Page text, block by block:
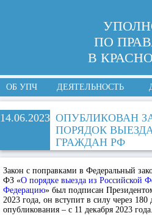
ПО
В
ОБ УПЧ ДЕЯТЕЛЬНОСТЬ
14.06.2023 ОПУБЛИКОВАН
ПОРЯДОК
ГРАЖДАН РФ
Закон с поправками в Федеральный
ФЗ «О порядке выезда из Российской
Федерацию» был подписан
2023 года, он вступит в силу через
опубликования – с 11 декабря 2023 года.